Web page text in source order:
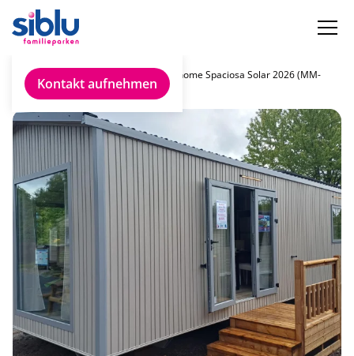
Kontakt aufnehmen
finden
Rapidhome Spaciosa Solar 2026 (MM-
SG)